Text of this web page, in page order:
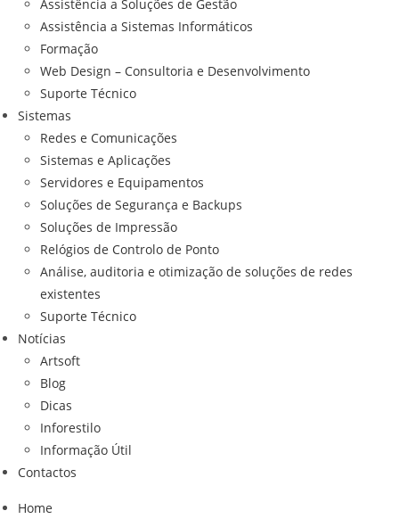
Assistência a Soluções de Gestão
Assistência a Sistemas Informáticos
Formação
Web Design – Consultoria e Desenvolvimento
Suporte Técnico
Sistemas
Redes e Comunicações
Sistemas e Aplicações
Servidores e Equipamentos
Soluções de Segurança e Backups
Soluções de Impressão
Relógios de Controlo de Ponto
Análise, auditoria e otimização de soluções de redes
existentes
Suporte Técnico
Notícias
Artsoft
Blog
Dicas
Inforestilo
Informação Útil
Contactos
Home